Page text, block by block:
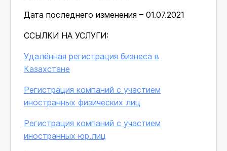
Дата последнего изменения – 01.07.2021
ССЫЛКИ НА УСЛУГИ:
Удалённая регистрация бизнеса в
Казахстане
Регистрация компаний с участием
иностранных физических лиц
Регистрация компаний с участием
иностранных юр.лиц